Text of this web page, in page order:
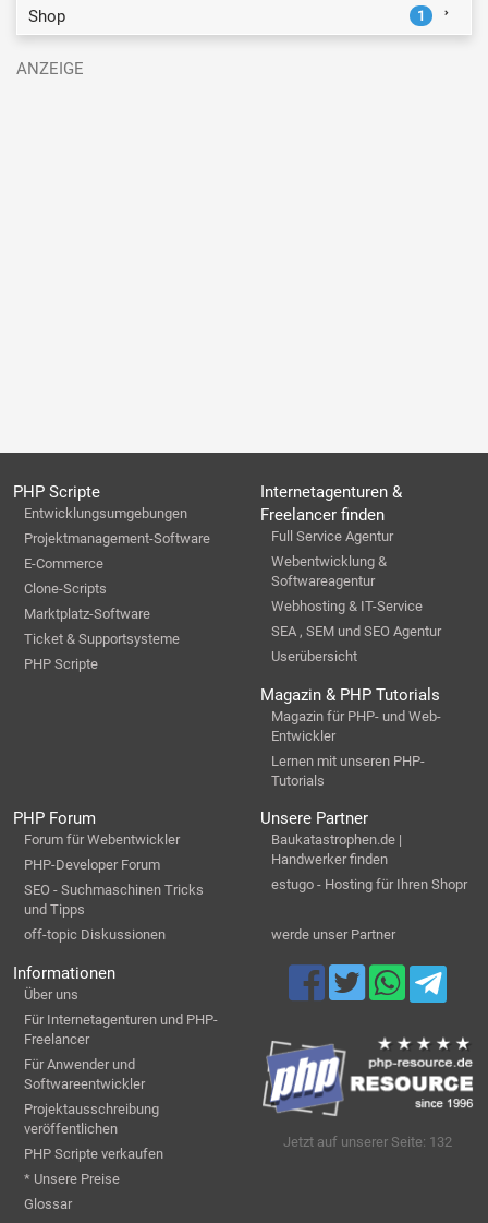
Shop 1
PHP Scripte
Entwicklungsumgebungen
Projektmanagement-Software
E-Commerce
Clone-Scripts
Marktplatz-Software
Ticket & Supportsysteme
PHP Scripte
Internetagenturen &
Freelancer finden
Full Service Agentur
Webentwicklung &
Softwareagentur
Webhosting & IT-Service
SEA , SEM und SEO Agentur
Userübersicht
Magazin & PHP Tutorials
Magazin für PHP- und Web-
Entwickler
Lernen mit unseren PHP-
Tutorials
PHP Forum
Forum für Webentwickler
PHP-Developer Forum
SEO - Suchmaschinen Tricks
und Tipps
off-topic Diskussionen
Unsere Partner
Baukatastrophen.de |
Handwerker finden
estugo - Hosting für Ihren Shopr
werde unser Partner
Informationen
Über uns
Für Internetagenturen und PHP-
Freelancer
Für Anwender und
Softwareentwickler
Projektausschreibung
veröffentlichen
PHP Scripte verkaufen
* Unsere Preise
Glossar
Jetzt auf unserer Seite: 132